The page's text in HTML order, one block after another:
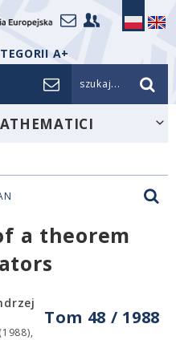
A+
szukaj...
a theorem
Tom 48 / 1988